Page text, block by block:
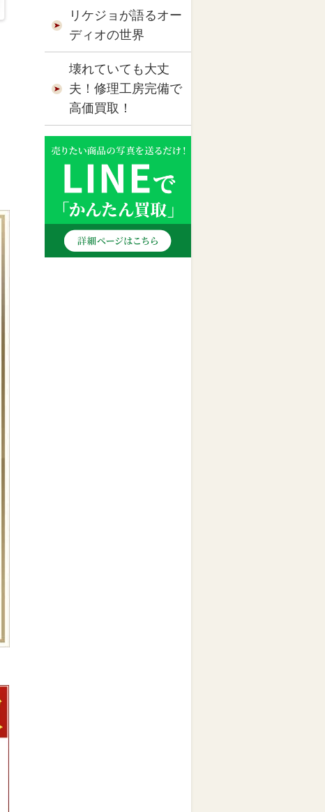
リケジョが語るオー
ディオの世界
壊れていても大丈
夫！修理工房完備で
高価買取！